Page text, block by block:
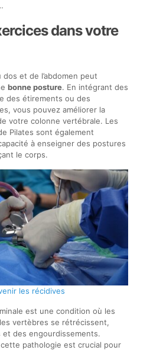
dans votre
et de l’abdomen peut
bonne posture. En intégrant des
des étirements ou des
vous pouvez améliorer la
votre colonne vertébrale. Les
Pilates sont également
à enseigner des postures
le corps.
les récidives
est une condition où les
vertèbres se rétrécissent,
des engourdissements.
pathologie est crucial pour